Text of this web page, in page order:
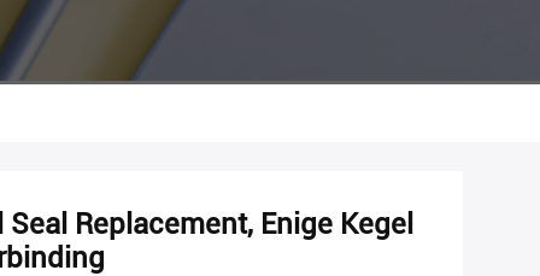
Replacement, Enige Kegel